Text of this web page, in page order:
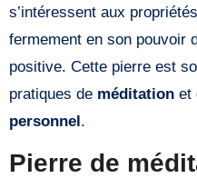
s’intéressent aux
fermement en son pouvoir
positive. Cette pierre est
pratiques de méditationet
personnel.
Pierre de